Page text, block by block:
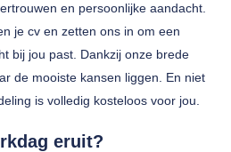
en persoonlijke aandacht.
je cv en zetten ons in om een
bij jou past. Dankzij onze brede
de mooiste kansen liggen. En niet
is volledig kosteloos voor jou.
eruit?